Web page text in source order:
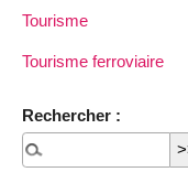
Tourisme
Tourisme ferroviaire
Rechercher :